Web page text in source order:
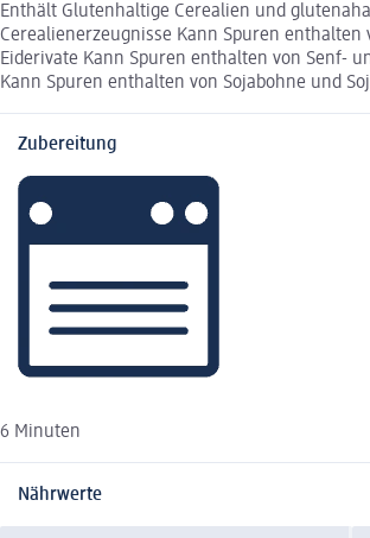
Enthält Glutenhaltige Cerealien und
Cerealienerzeugnisse Kann Spuren enthalten
Eiderivate Kann Spuren enthalten von Senf-
Kann Spuren enthalten von Sojabohne und
Zubereitung
6 Minuten
Nährwerte